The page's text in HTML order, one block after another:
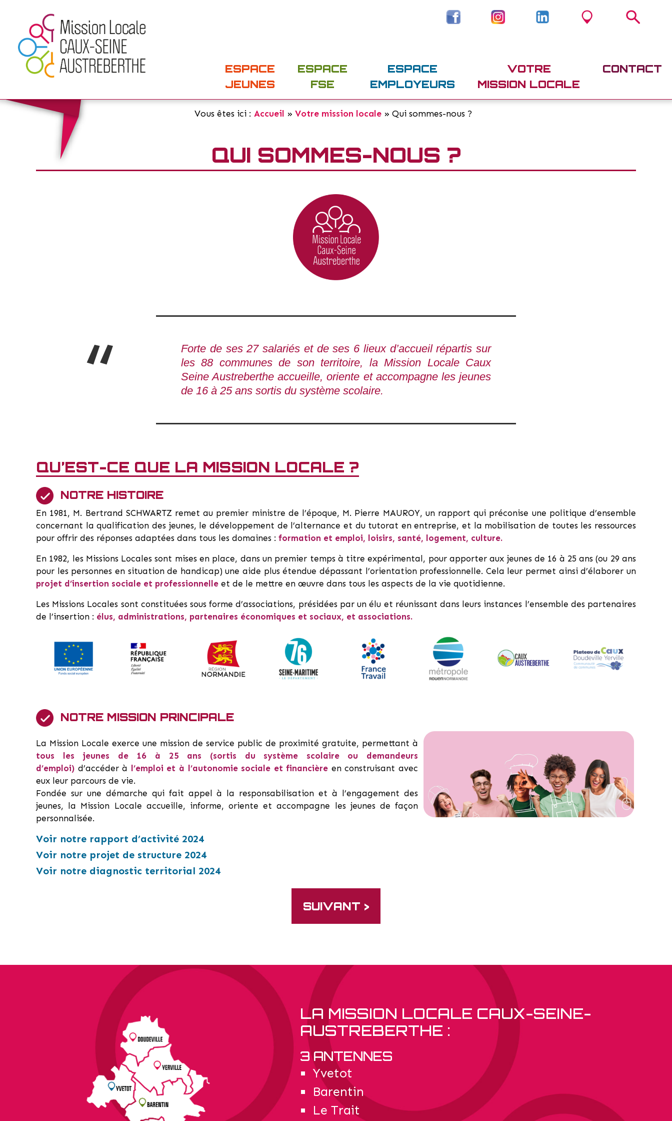
ESPACE
JEUNES
ESPACE
FSE
ESPACE
EMPLOYEURS
VOTRE
MISSION LOCALE
CONTACT
Vous êtes ici : Accueil » Votre mission locale » Qui sommes-nous ?
QUI SOMMES-NOUS ?
Forte de ses 27 salariés et de ses 6 lieux d’accueil répartis sur
les 88 communes de son territoire, la Mission Locale Caux
Seine Austreberthe accueille, oriente et accompagne les jeunes
de 16 à 25 ans sortis du système scolaire.
QU’EST-CE QUE LA MISSION LOCALE ?
NOTRE HISTOIRE
En 1981, M. Bertrand SCHWARTZ remet au premier ministre de l’époque, M. Pierre MAUROY, un rapport qui préconise une politique d’ensemble
concernant la qualification des jeunes, le développement de l’alternance et du tutorat en entreprise, et la mobilisation de toutes les ressources
pour offrir des réponses adaptées dans tous les domaines : formation et emploi, loisirs, santé, logement, culture.
En 1982, les Missions Locales sont mises en place, dans un premier temps à titre expérimental, pour apporter aux jeunes de 16 à 25 ans (ou 29 ans
pour les personnes en situation de handicap) une aide plus étendue dépassant l’orientation professionnelle. Cela leur permet ainsi d’élaborer un
projet d’insertion sociale et professionnelle et de le mettre en œuvre dans tous les aspects de la vie quotidienne.
Les Missions Locales sont constituées sous forme d’associations, présidées par un élu et réunissant dans leurs instances l’ensemble des partenaires
de l’insertion : élus, administrations, partenaires économiques et sociaux, et associations.
NOTRE MISSION PRINCIPALE
La Mission Locale exerce une mission de service public de proximité gratuite, permettant à
tous les jeunes de 16 à 25 ans (sortis du système scolaire ou demandeurs
d’emploi) d’accéder à l’emploi et à l’autonomie sociale et financière en construisant avec
eux leur parcours de vie.
Fondée sur une démarche qui fait appel à la responsabilisation et à l’engagement des
jeunes, la Mission Locale accueille, informe, oriente et accompagne les jeunes de façon
personnalisée.
Voir notre rapport d’activité 2024
Voir notre projet de structure 2024
Voir notre diagnostic territorial 2024
SUIVANT >
LA MISSION LOCALE CAUX-SEINE-
AUSTREBERTHE :
3 ANTENNES
Yvetot
Barentin
Le Trait